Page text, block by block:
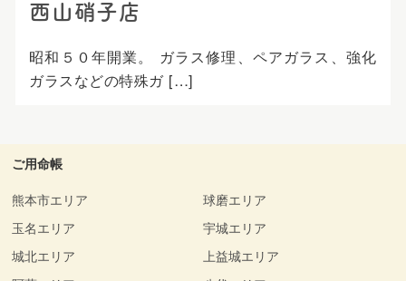
西山硝子店
昭和５０年開業。 ガラス修理、ペアガラス、強化
ガラスなどの特殊ガ […]
ご用命帳
熊本市エリア
玉名エリア
城北エリア
球磨エリア
宇城エリア
上益城エリア